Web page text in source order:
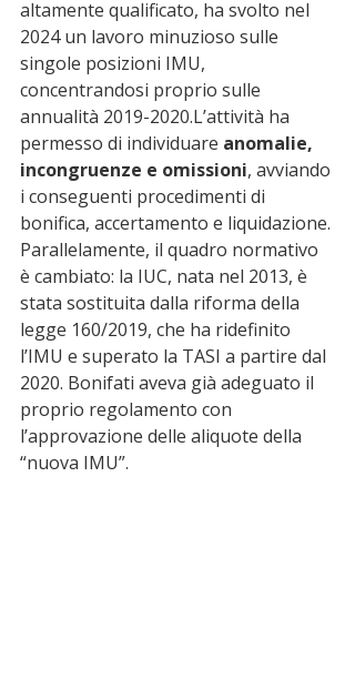
altamente qualificato, ha svolto nel
2024 un lavoro minuzioso sulle
singole posizioni IMU,
concentrandosi proprio sulle
annualità 2019-2020.L’attività ha
permesso di individuare anomalie,
incongruenze e omissioni, avviando
i conseguenti procedimenti di
bonifica, accertamento e liquidazione.
Parallelamente, il quadro normativo
è cambiato: la IUC, nata nel 2013, è
stata sostituita dalla riforma della
legge 160/2019, che ha ridefinito
l’IMU e superato la TASI a partire dal
2020. Bonifati aveva già adeguato il
proprio regolamento con
l’approvazione delle aliquote della
“nuova IMU”.